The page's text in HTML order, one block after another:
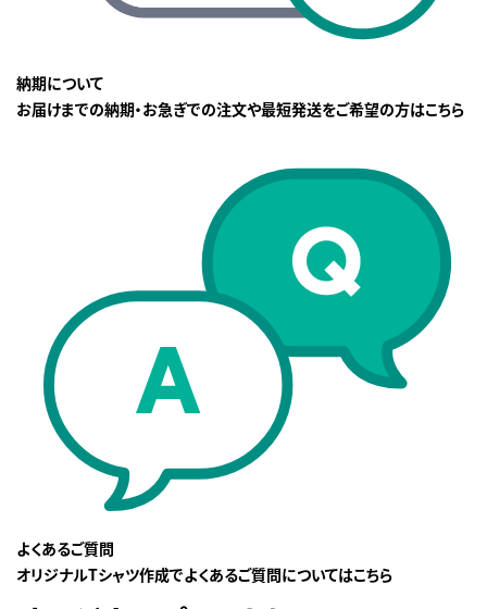
納期について
お届けまでの納期・お急ぎでの注文や最短発送をご希望の方はこちら
よくあるご質問
オリジナルTシャツ作成でよくあるご質問についてはこちら